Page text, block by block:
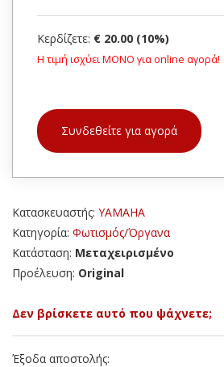
Κερδίζετε: € 20.00 (10%)
Η τιμή ισχύει ΜΟΝΟ για online αγορά!
Συνδεθείτε για αγορά
Κατασκευαστής: YAMAHA
Κατηγορία: Φωτισμός/Όργανα
Κατάσταση: Μεταχειρισμένο
Προέλευση: Original
Δεν βρίσκετε αυτό που ψάχνετε;
Έξοδα αποστολής: